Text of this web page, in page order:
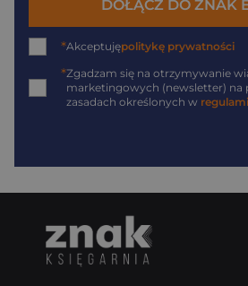
DOŁĄCZ DO ZNAK
*Akceptujępolitykę prywatności
*Zgadzam się na otrzymywanie
marketingowych (newsletter) na
zasadach określonych w